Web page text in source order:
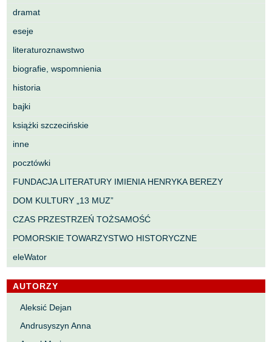
dramat
eseje
literaturoznawstwo
biografie, wspomnienia
historia
bajki
książki szczecińskie
inne
pocztówki
FUNDACJA LITERATURY IMIENIA HENRYKA BEREZY
DOM KULTURY „13 MUZ”
CZAS PRZESTRZEŃ TOŻSAMOŚĆ
POMORSKIE TOWARZYSTWO HISTORYCZNE
eleWator
AUTORZY
Aleksić Dejan
Andrusyszyn Anna